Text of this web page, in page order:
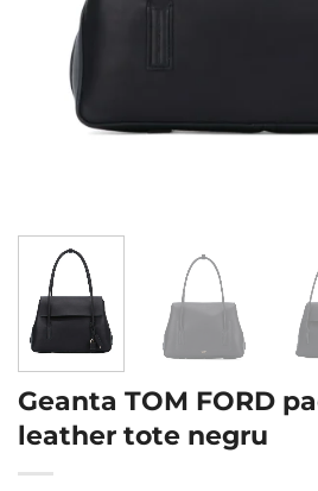
Geanta TOM FORD
leather tote negru